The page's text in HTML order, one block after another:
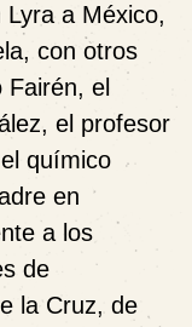
a México,
con otros
el
el profesor
químico
en
a los
de
la Cruz, de